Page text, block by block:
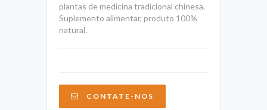
plantas de medicina tradicional chinesa.
Suplemento alimentar, produto 100%
natural.
CONTATE-NOS